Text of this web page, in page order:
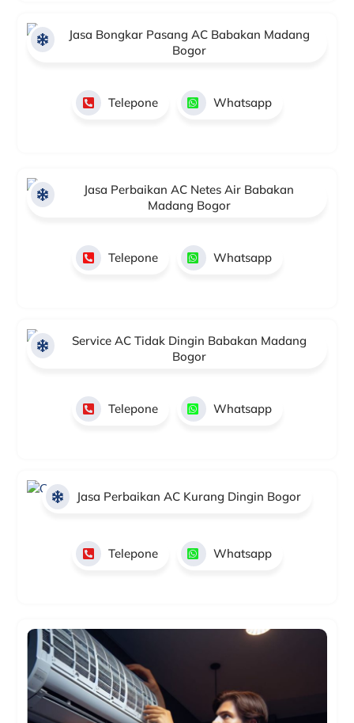
Jasa Bongkar Pasang AC Babakan Madang
Bogor
Telepone Whatsapp
Jasa Perbaikan AC Netes Air Babakan
Madang Bogor
Telepone Whatsapp
Service AC Tidak Dingin Babakan Madang
Bogor
Telepone Whatsapp
Jasa Perbaikan AC Kurang Dingin Bogor
Telepone Whatsapp